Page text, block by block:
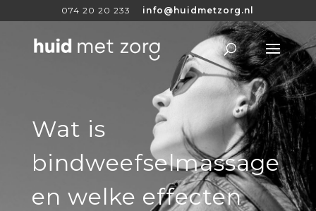
074 20 20 233 info@huidmetzorg.nl
Wat is
bindweefselmassage
en welke effecten